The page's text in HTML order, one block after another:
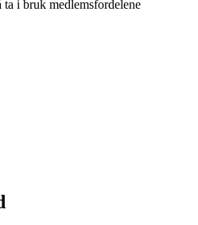
ta i bruk medlemsfordelene